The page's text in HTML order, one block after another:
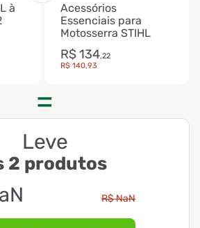
à
Acessórios
Essenciais para
Motosserra STIHL
R$134,22
R$ 140,93
Leve
2 produtos
R$NaN